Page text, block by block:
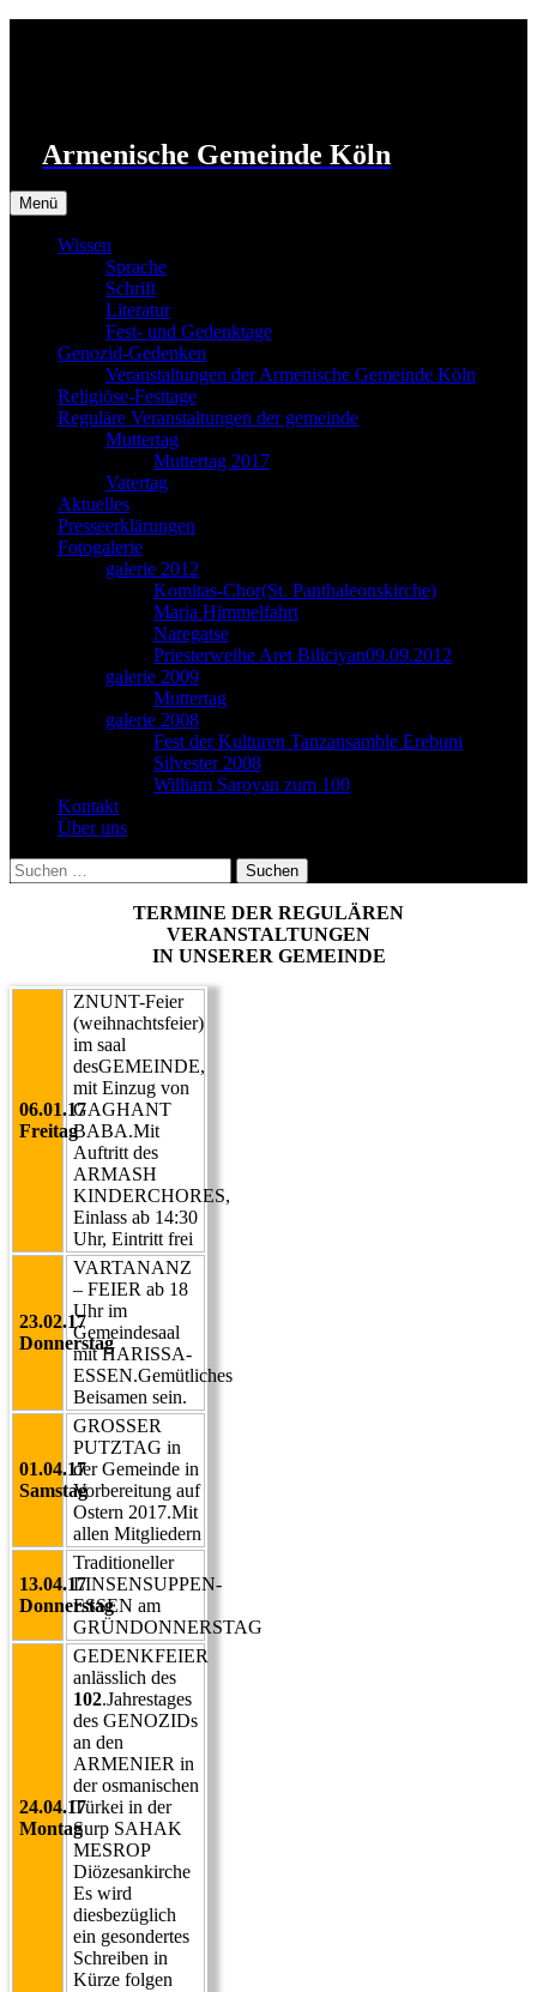
Armenische Gemeinde Köln
Menü
Wissen
Sprache
Schrift
Literatur
Fest- und Gedenktage
Genozid-Gedenken
Veranstaltungen der Armenische Gemeinde Köln
Religiöse-Festtage
Reguläre Veranstaltungen der gemeinde
Muttertag
Muttertag 2017
Vatertag
Aktuelles
Presseerklärungen
Fotogalerie
galerie 2012
Komitas-Chor(St. Panthaleonskirche)
Maria Himmelfahrt
Naregatse
Priesterweihe Aret Biliciyan09.09.2012
galerie 2009
Muttertag
galerie 2008
Fest der Kulturen Tanzansamble Erebuni
Silvester 2008
William Saroyan zum 100
Kontakt
Über uns
Suchen
nach:
TERMINE DER REGULÄREN
VERANSTALTUNGEN
IN UNSERER GEMEINDE
06.01.17
Freitag
ZNUNT-Feier
(weihnachtsfeier)
im saal
desGEMEINDE,
mit Einzug von
GAGHANT
BABA.Mit
Auftritt des
ARMASH
KINDERCHORES,
Einlass ab 14:30
Uhr, Eintritt frei
23.02.17
Donnerstag
VARTANANZ
– FEIER ab 18
Uhr im
Gemeindesaal
mit HARISSA-
ESSEN.Gemütliches
Beisamen sein.
01.04.17
Samstag
GROSSER
PUTZTAG in
der Gemeinde in
Vorbereitung auf
Ostern 2017.Mit
allen Mitgliedern
13.04.17
Donnerstag
Traditioneller
LINSENSUPPEN-
ESSEN am
GRÜNDONNERSTAG
24.04.17
Montag
GEDENKFEIER
anlässlich des
102.Jahrestages
des GENOZIDs
an den
ARMENIER in
der osmanischen
Türkei in der
Surp SAHAK
MESROP
Diözesankirche
Es wird
diesbezüglich
ein gesondertes
Schreiben in
Kürze folgen